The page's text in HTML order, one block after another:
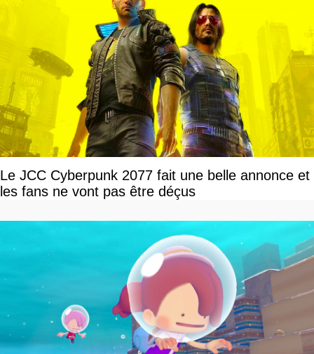
Le JCC Cyberpunk 2077 fait une belle annonce et
les fans ne vont pas être déçus